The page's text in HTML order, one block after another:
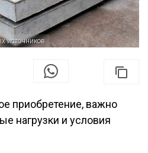
источников
приобретение, важно
нагрузки и условия